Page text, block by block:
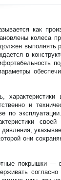
как
колеса
выполнять
в
и
по
они
покрышки
согласно